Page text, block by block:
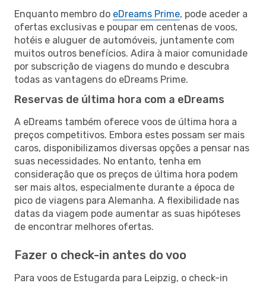
Enquanto membro do eDreams Prime, pode aceder a
ofertas exclusivas e poupar em centenas de voos,
hotéis e aluguer de automóveis, juntamente com
muitos outros benefícios. Adira à maior comunidade
por subscrição de viagens do mundo e descubra
todas as vantagens do eDreams Prime.
Reservas de última hora com a eDreams
A eDreams também oferece voos de última hora a
preços competitivos. Embora estes possam ser mais
caros, disponibilizamos diversas opções a pensar nas
suas necessidades. No entanto, tenha em
consideração que os preços de última hora podem
ser mais altos, especialmente durante a época de
pico de viagens para Alemanha. A flexibilidade nas
datas da viagem pode aumentar as suas hipóteses
de encontrar melhores ofertas.
Fazer o check-in antes do voo
Para voos de Estugarda para Leipzig, o check-in